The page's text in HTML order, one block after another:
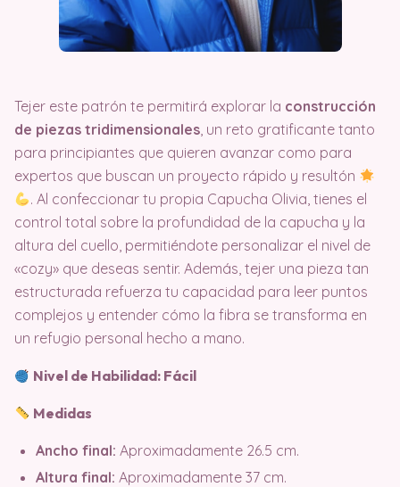
Tejer este patrón te permitirá explorar la construcción
de piezas tridimensionales, un reto gratificante tanto
para principiantes que quieren avanzar como para
expertos que buscan un proyecto rápido y resultón
. Al confeccionar tu propia Capucha Olivia, tienes el
control total sobre la profundidad de la capucha y la
altura del cuello, permitiéndote personalizar el nivel de
«cozy» que deseas sentir. Además, tejer una pieza tan
estructurada refuerza tu capacidad para leer puntos
complejos y entender cómo la fibra se transforma en
un refugio personal hecho a mano.
Nivel de Habilidad: Fácil
Medidas
Ancho final: Aproximadamente 26.5 cm.
Altura final: Aproximadamente 37 cm.